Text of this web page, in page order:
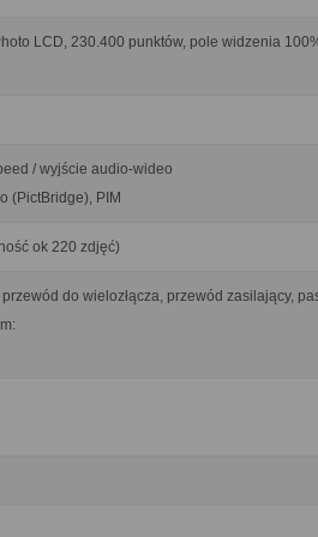
LCD, 230.400 punktów, pole widzenia
/ wyjście audio-wideo
(PictBridge), PIM
ok 220 zdjęć)
do wielozłącza, przewód zasilający,